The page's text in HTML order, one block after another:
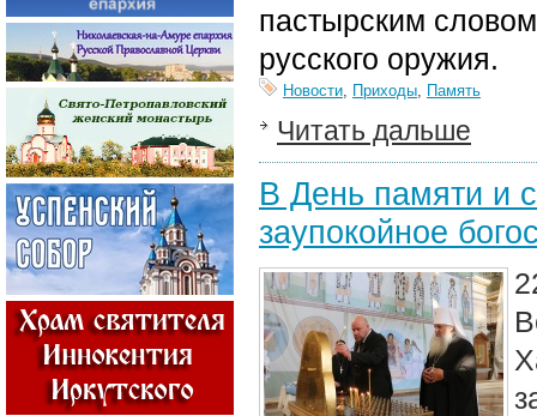
пастырским
русского оружия.
Новости, Приходы, Память
Читать дальше
В День памяти и
заупокойное